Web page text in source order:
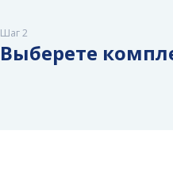
Шаг 2
Выберете